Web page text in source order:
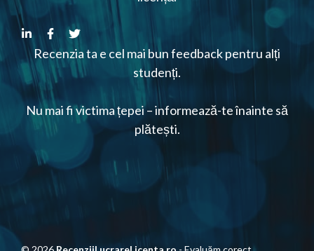
Recenzia ta e cel mai bun feedback pentru alți
studenți.
Nu mai fi victima țepei – informează-te înainte să
plătești.